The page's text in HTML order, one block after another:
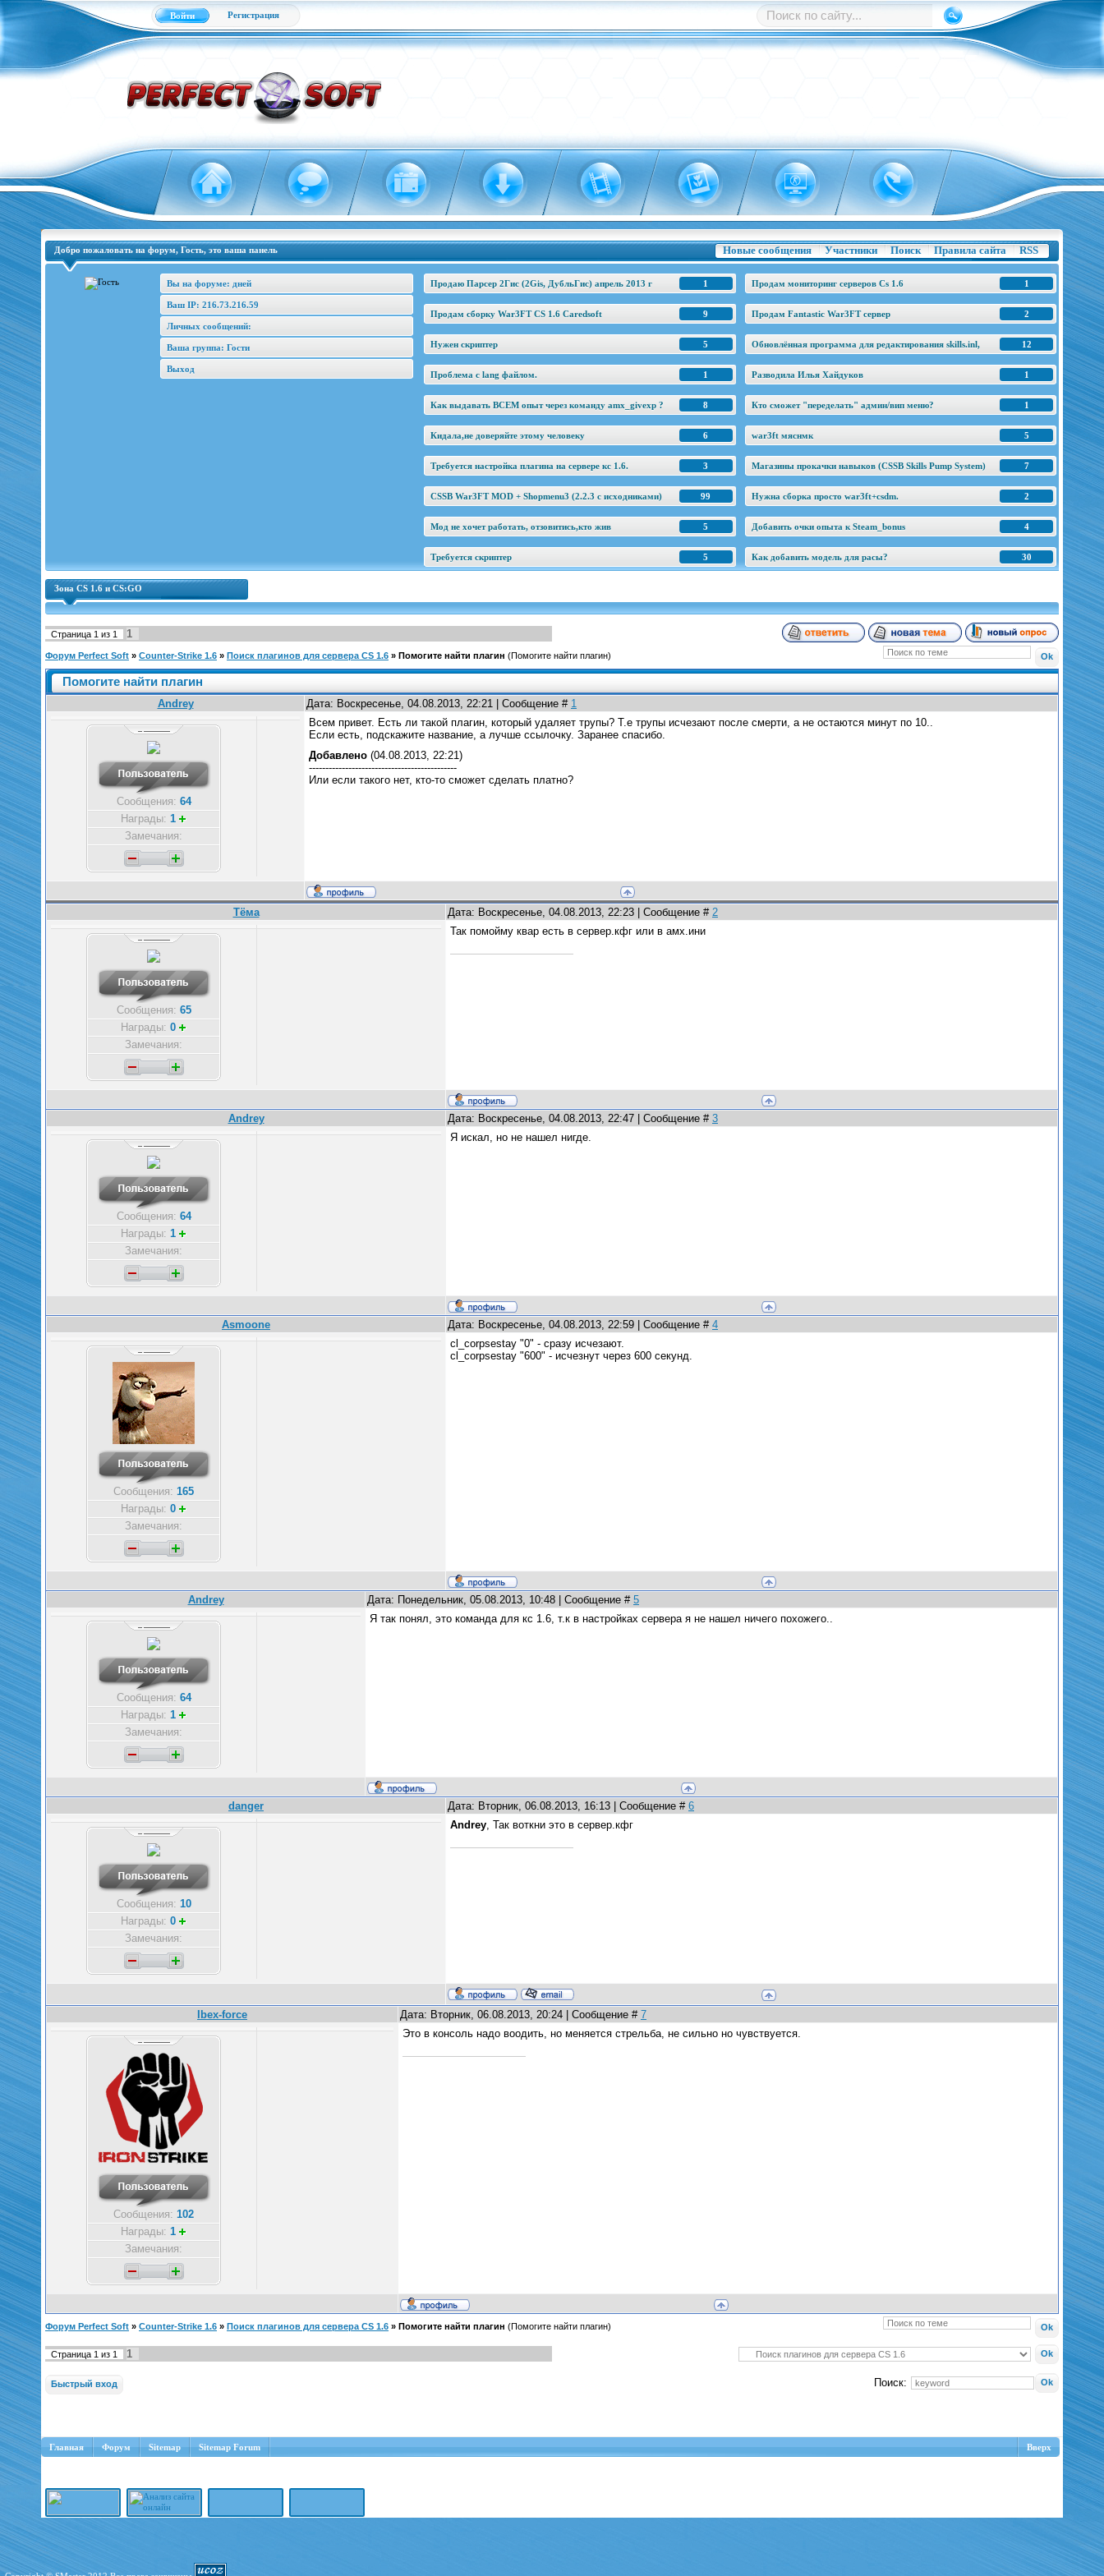
Войти Регистрация
Новые сообщения Участники Поиск Правила сайта RSS
Добро пожаловать на форум, Гость, это ваша панель
Вы на форуме: дней
Ваш IP: 216.73.216.59
Личных сообщений:
Ваша группа: Гости
Выход
1
Продаю Парсер 2Гис (2Gis, ДубльГис) апрель 2013 г 1
Продам мониторинг серверов Cs 1.6
9
Продам сборку War3FT CS 1.6 Caredsoft 2
Продам Fantastic War3FT сервер
5
Нужен скриптер 12
Обновлённая программа для редактирования skills.inl,
1
Проблема с lang файлом. 1
Разводила Илья Хайдуков
8
Как выдавать ВСЕМ опыт через команду amx_givexp ? 1
Кто сможет "переделать" админ/вип меню?
6
Кидала,не доверяйте этому человеку 5
war3ft мяснмк
3
Требуется настройка плагина на сервере кс 1.6. 7
Магазины прокачки навыков (CSSB Skills Pump System)
99
CSSB War3FT MOD + Shopmenu3 (2.2.3 c исходниками) 2
Нужна сборка просто war3ft+csdm.
5
Мод не хочет работать, отзовитись,кто жив 4
Добавить очки опыта к Steam_bonus
5
Требуется скриптер 30
Как добавить модель для расы?
Зона CS 1.6 и CS:GO
Страница 1 из 1 1
Форум Perfect Soft » Counter-Strike 1.6 » Поиск плагинов для сервера CS 1.6 » Помогите найти плагин (Помогите найти плагин)
Помогите найти плагин
Andrey Дата: Воскресенье, 04.08.2013, 22:21 | Сообщение # 1
Сообщения: 64
Награды: 1
Замечания:
Всем привет. Есть ли такой плагин, который удаляет трупы? Т.е трупы исчезают после смерти, а не остаются минут по 10..
Если есть, подскажите название, а лучше ссылочку. Заранее спасибо.
Добавлено (04.08.2013, 22:21)
---------------------------------------------
Или если такого нет, кто-то сможет сделать платно?
Тёма Дата: Воскресенье, 04.08.2013, 22:23 | Сообщение # 2
Сообщения: 65
Награды: 0
Замечания:
Так помойму квар есть в сервер.кфг или в амх.ини
Andrey Дата: Воскресенье, 04.08.2013, 22:47 | Сообщение # 3
Сообщения: 64
Награды: 1
Замечания:
Я искал, но не нашел нигде.
Asmoone Дата: Воскресенье, 04.08.2013, 22:59 | Сообщение # 4
Сообщения: 165
Награды: 0
Замечания:
cl_corpsestay "0" - сразу исчезают.
cl_corpsestay "600" - исчезнут через 600 секунд.
Andrey Дата: Понедельник, 05.08.2013, 10:48 | Сообщение # 5
Сообщения: 64
Награды: 1
Замечания:
Я так понял, это команда для кс 1.6, т.к в настройках сервера я не нашел ничего похожего..
danger Дата: Вторник, 06.08.2013, 16:13 | Сообщение # 6
Сообщения: 10
Награды: 0
Замечания:
Andrey, Так воткни это в сервер.кфг
Ibex-force Дата: Вторник, 06.08.2013, 20:24 | Сообщение # 7
Сообщения: 102
Награды: 1
Замечания:
Это в консоль надо воодить, но меняется стрельба, не сильно но чувствуется.
Форум Perfect Soft » Counter-Strike 1.6 » Поиск плагинов для сервера CS 1.6 » Помогите найти плагин (Помогите найти плагин)
Страница 1 из 1 1
Поиск:
Главная Форум Sitemap Sitemap Forum Вверх